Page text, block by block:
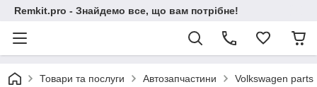
Remkit.pro - Знайдемо все, що вам потрібне!
Товари та послуги Автозапчастини Volkswagen parts